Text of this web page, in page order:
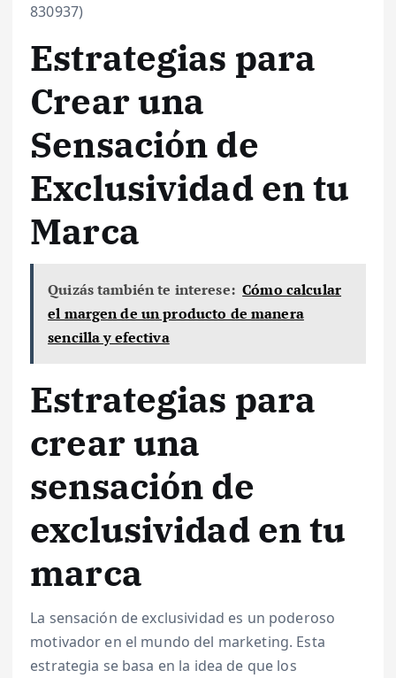
830937)
Estrategias para
Crear una
Sensación de
Exclusividad en tu
Marca
Quizás también te interese: Cómo calcular
el margen de un producto de manera
sencilla y efectiva
Estrategias para
crear una
sensación de
exclusividad en tu
marca
La sensación de exclusividad es un poderoso
motivador en el mundo del marketing. Esta
estrategia se basa en la idea de que los